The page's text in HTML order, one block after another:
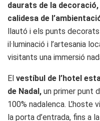
daurats de la
calidesa de
llautó i els punts
il·luminació i l’artesania
visitants una immersió
El vestíbul de l’hotel
de Nadal, un primer punt
100% nadalenca. L’hoste
la porta d’entrada, fins a